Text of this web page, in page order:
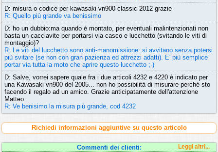
D: misura o codice per kawasaki vn900 classic 2012 grazie
R: Quello più grande va benissimo
D: ho un dubbio:ma quando è montato, per eventuali malintenzionati non
basta un cacciavite per portarsi via casco e lucchetto (svitando le viti di
montaggio)?
R: Le viti del lucchetto sono anti-manomissione: si avvitano senza potersi
più svitare (se non con gran pazienza ed attrezzi adatti). E' più semplice
portar via tutta la moto che aprire questo lucchetto ;-)
D: Salve, vorrei sapere quale fra i due articoli 4232 e 4220 è indicato per
una Kawasaki vn900 del 2005... non ho possibilità di misurare perché sto
facendo il regalo ad un amico. Grazie anticipatamente dell'attenzione
Matteo
R: Ve benisimo la misura più grande, cod 4232
Richiedi informazioni aggiuntive su questo articolo
Commenti dei clienti: Leggi altri...